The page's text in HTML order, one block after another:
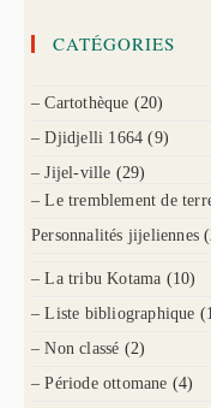
CATÉGORIES
– Cartothèque (20)
– Djidjelli 1664 (9)
– Jijel-ville (29)
– Le tremblement de
Personnalités jijeliennes
– La tribu Kotama (10)
– Liste bibliographique
– Non classé (2)
– Période ottomane (4)